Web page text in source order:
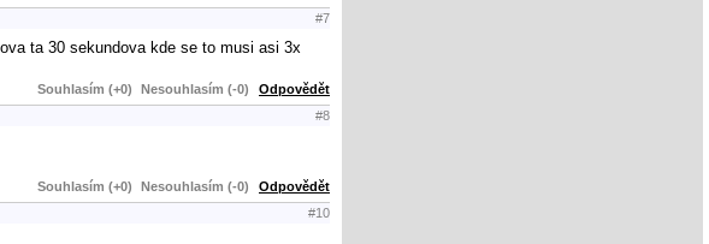
#7
ta 30 sekundova kde se to musi asi 3x
Souhlasím (+0) Nesouhlasím (-0) Odpovědět
#8
Souhlasím (+0) Nesouhlasím (-0) Odpovědět
#10